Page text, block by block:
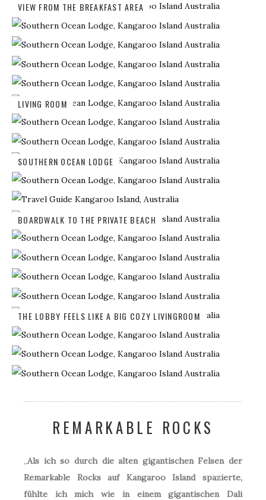
VIEW FROM THE BREAKFAST AREA
LIVING ROOM
SOUTHERN OCEAN LODGE
BOARDWALK TO THE PRIVATE BEACH
THE LOBBY FEELS LIKE A BIG COZY LIVINGROOM
REMARKABLE ROCKS
„Als ich so durch die alten gigantischen Felsen der
Remarkable Rocks auf Kangaroo Island spazierte,
fühlte ich mich wie in einem gigantischen Dali